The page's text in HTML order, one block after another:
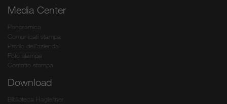
Media Center
Panoramica
Comunicati stampa
Profilo dell'azienda
Foto stampa
Contatto stampa
Download
Biblioteca Hagleitner